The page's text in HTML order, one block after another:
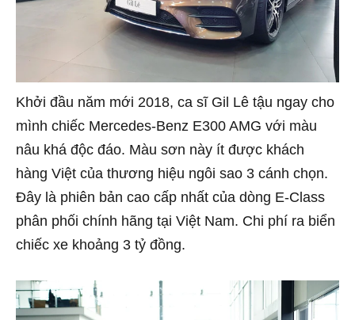
Khởi đầu năm mới 2018, ca sĩ Gil Lê tậu ngay cho
mình chiếc Mercedes-Benz E300 AMG với màu
nâu khá độc đáo. Màu sơn này ít được khách
hàng Việt của thương hiệu ngôi sao 3 cánh chọn.
Đây là phiên bản cao cấp nhất của dòng E-Class
phân phối chính hãng tại Việt Nam. Chi phí ra biển
chiếc xe khoảng 3 tỷ đồng.